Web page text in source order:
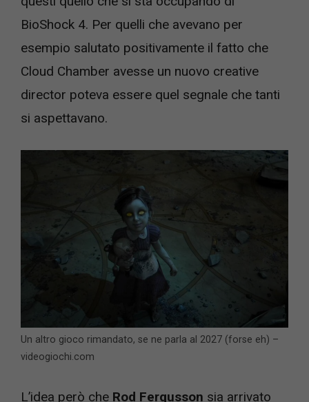
BioShock 4. Per quelli che avevano per
esempio salutato positivamente il fatto che
Cloud Chamber avesse un nuovo creative
director poteva essere quel segnale che tanti
si aspettavano.
Un altro gioco rimandato, se ne parla al 2027 (forse eh) –
videogiochi.com
L’idea però che Rod Fergusson sia arrivato